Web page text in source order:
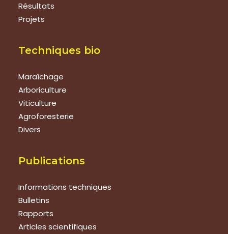
Résultats
Projets
Techniques bio
Maraîchage
Arboriculture
Viticulture
Agroforesterie
Divers
Publications
Informations techniques
Bulletins
Rapports
Articles scientifiques